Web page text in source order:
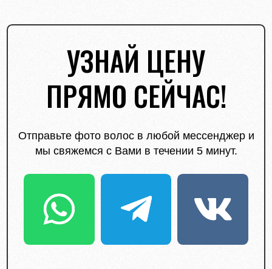
УЗНАЙ ЦЕНУ
ПРЯМО СЕЙЧАС!
Отправьте фото волос в любой мессенджер и
мы свяжемся с Вами в течении 5 минут.